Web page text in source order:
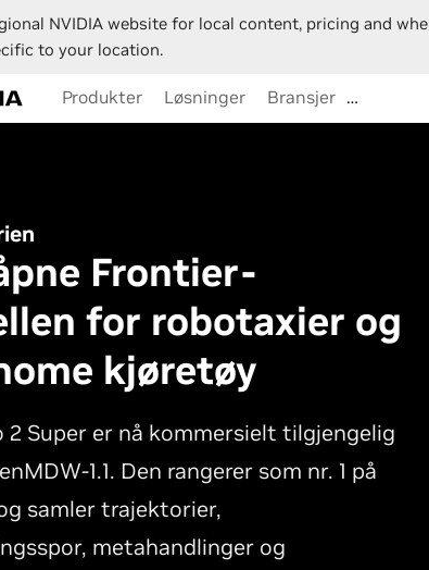
NVIDIA website for local content, pricing and
to your location.
Produkter Løsninger Bransjer …
Frontier-
for robotaxier og
kjøretøy
2 Super er nå kommersielt tilgjengelig
1.1. Den rangerer som nr. 1 på
samler trajektorier,
metahandlinger og